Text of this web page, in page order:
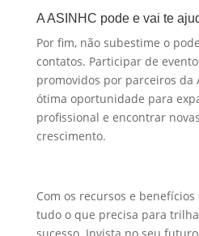
A ASINHC pode e vai te
Por fim, não subestime o
contatos. Participar de
promovidos por parceiros da
ótima oportunidade para
profissional e encontrar
crescimento.
Com os recursos e benefícios
tudo o que precisa para
sucesso. Invista no seu